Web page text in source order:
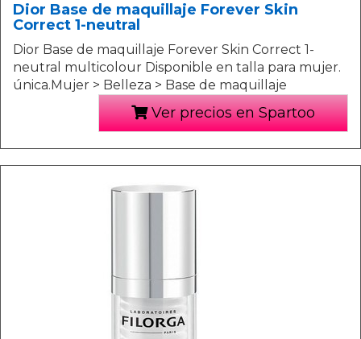
Dior Base de maquillaje Forever Skin
Correct 1-neutral
Dior Base de maquillaje Forever Skin Correct 1-
neutral multicolour Disponible en talla para mujer.
única.Mujer > Belleza > Base de maquillaje
Ver precios en Spartoo